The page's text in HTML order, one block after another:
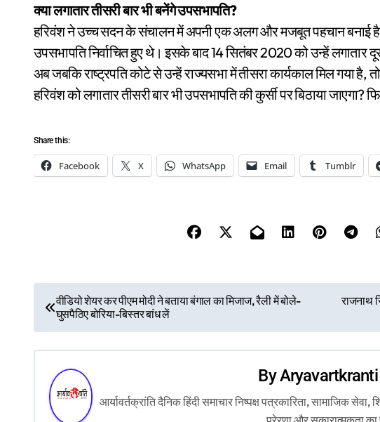
क्या लगातार तीसरी बार भी बनेंगे उपसभापति?
हरिवंश ने उच्च सदन के संचालन में अपनी एक अलग और मजबूत पहचान बनाई
उपसभापति निर्वाचित हुए थे। इसके बाद 14 सितंबर 2020 को उन्हें लगातार
अब जबकि राष्ट्रपति कोटे से उन्हें राज्यसभा में तीसरा कार्यकाल मिल गया है,
हरिवंश को लगातार तीसरी बार भी उपसभापति की कुर्सी पर बिठाया जाएगा?
Share this:
Facebook X WhatsApp Email Tumblr
o
s
वीडियो शेयर कर पीएम मोदी ने बताया बंगाल का मिजाज, रैली में बोले-
घुसपैठिए बोरिया-बिस्तर बांध लें
राजनाथ
By
आर्यावर्तक्रांति दैनिक हिंदी समाचार निष्पक्ष पत्रकारिता, सामाजिक